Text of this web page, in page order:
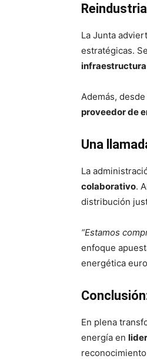
La Junta
estratégicas.
Además,
proveedor de
Una
La
colaborativo.
distribución
“Estamos
enfoque
energética
En plena
energía en